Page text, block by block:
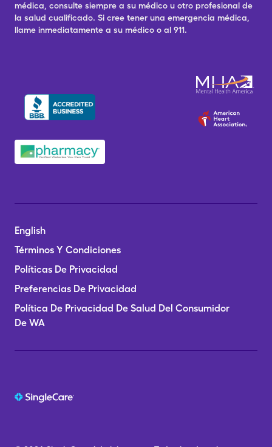
médica, consulte siempre a su médico u otro profesional de
la salud cualificado. Si cree tener una emergencia médica,
llame inmediatamente a su médico o al 911.
English
Términos Y Condiciones
Políticas De Privacidad
Preferencias De Privacidad
Política De Privacidad De Salud Del Consumidor
De WA